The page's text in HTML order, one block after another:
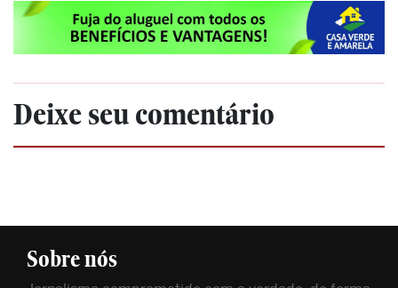
Deixe seu comentário
Sobre nós